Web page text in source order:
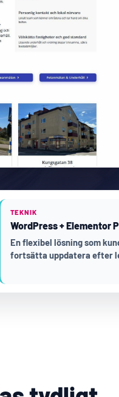
TEKNIK
WordPress + Elementor
En flexibel lösning som
fortsätta uppdatera efter